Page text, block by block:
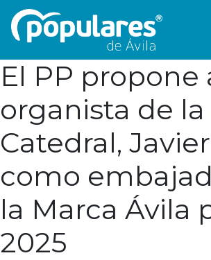
El PP propone
organista de la
Catedral,
como
la Marca Ávila
2025